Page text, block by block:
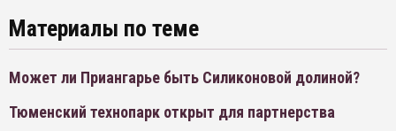
Материалы по теме
Может ли Приангарье быть Силиконовой долиной?
Тюменский технопарк открыт для партнерства